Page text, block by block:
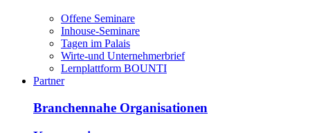
Offene Seminare
Inhouse-Seminare
Tagen im Palais
Wirte-und Unternehmerbrief
Lernplattform BOUNTI
Partner
Branchennahe Organisationen